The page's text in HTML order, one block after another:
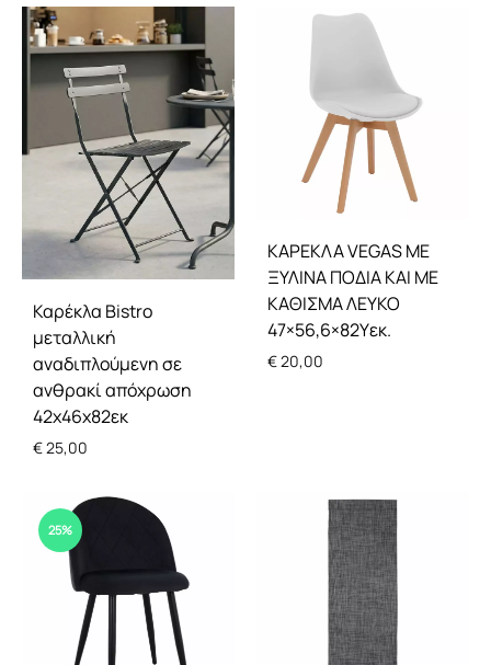
Καρέκλα Bistro
μεταλλική
αναδιπλούμενη σε
ανθρακί απόχρωση
42x46x82εκ
€25,00
ΚΑΡΕΚΛΑ VEGAS ΜΕ
ΞΥΛΙΝΑ ΠΟΔΙΑ ΚΑΙ ΜΕ
ΚΑΘΙΣΜΑ ΛΕΥΚΟ
47×56,6×82Υεκ.
€20,00
25%